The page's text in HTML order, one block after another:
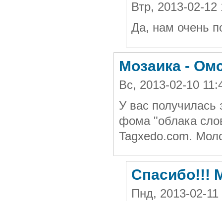
Втр, 2013-02-
Да, нам очень
Мозаика -
Вс, 2013-02-10
У вас
фома "облака
Tagxedo.com.
Спасибо!!!
Пнд, 2013-02-